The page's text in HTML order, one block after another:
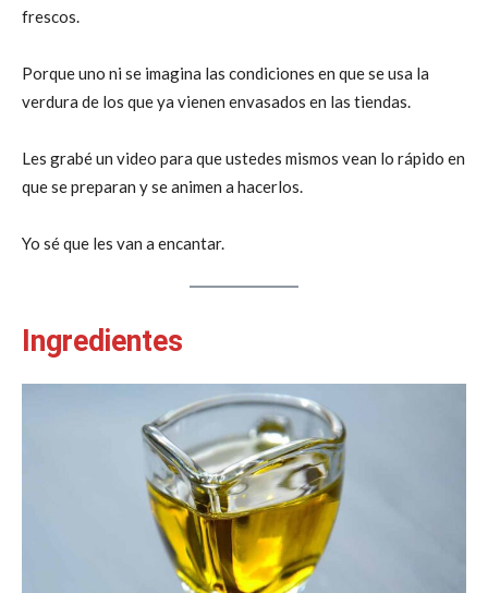
frescos.
Porque uno ni se imagina las condiciones en que se usa la
verdura de los que ya vienen envasados en las tiendas.
Les grabé un video para que ustedes mismos vean lo rápido en
que se preparan y se animen a hacerlos.
Yo sé que les van a encantar.
Ingredientes